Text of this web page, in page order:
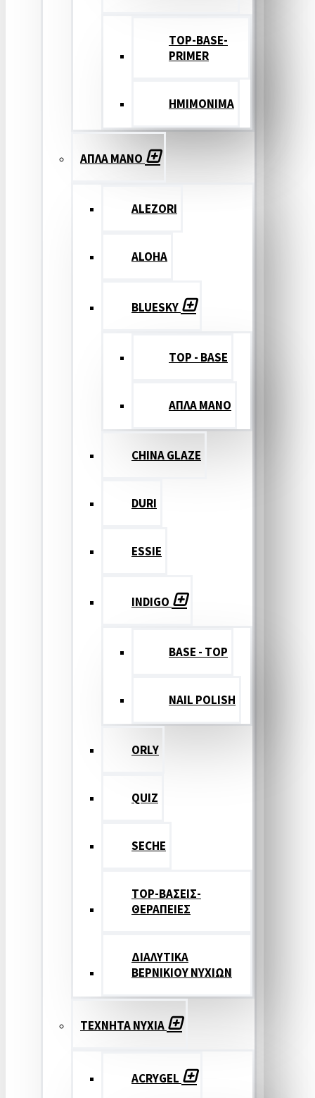
TOP-BASE-
PRIMER
ΗΜΙΜΟΝΙΜΑ
ΑΠΛΑ ΜΑΝΟ
ALEZORI
ALOHA
BLUESKY
TOP - BASE
ΑΠΛΑ ΜΑΝΟ
CHINA GLAZE
DURI
ESSIE
INDIGO
BASE - TOP
NAIL POLISH
ORLY
QUIZ
SECHE
TOP-ΒΑΣΕΙΣ-
ΘΕΡΑΠΕΙΕΣ
ΔΙΑΛΥΤΙΚΑ
ΒΕΡΝΙΚΙΟΥ ΝΥΧΙΩΝ
ΤΕΧΝΗΤΑ ΝΥΧΙΑ
ACRYGEL